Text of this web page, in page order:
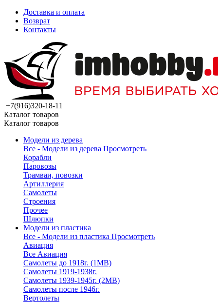
Доставка и оплата
Возврат
Контакты
+7(916)320-18-11
Каталог товаров
Каталог товаров
Модели из дерева
Все - Модели из дерева Просмотреть
Корабли
Паровозы
Трамваи, повозки
Артиллерия
Самолеты
Строения
Прочее
Шлюпки
Модели из пластика
Все - Модели из пластика Просмотреть
Авиация
Все Авиация
Самолеты до 1918г. (1МВ)
Самолеты 1919-1938г.
Самолеты 1939-1945г. (2МВ)
Самолеты после 1946г.
Вертолеты